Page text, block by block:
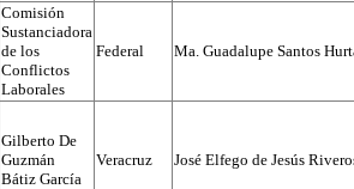
Comisión
Sustanciadora
de los
Conflictos
Laborales
Federal Ma. Guadalupe Santos
Gilberto De
Guzmán
Bátiz García
Veracruz José Elfego de Jesús